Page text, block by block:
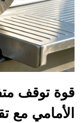
قوة توقف
الأمامي مع